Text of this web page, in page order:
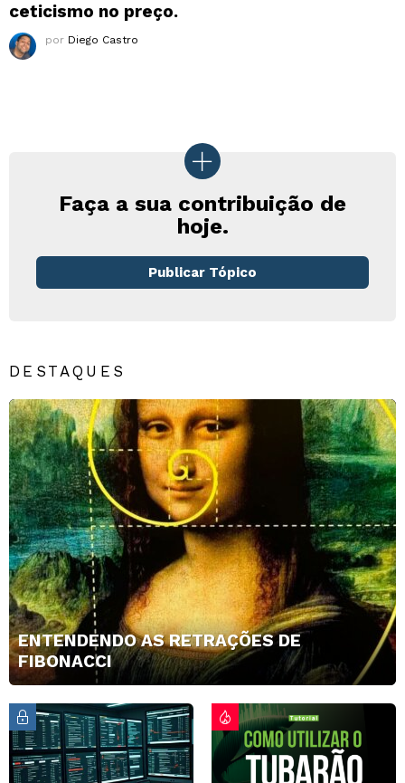
ceticismo no preço.
por Diego Castro
Faça a sua contribuição de
hoje.
Publicar Tópico
DESTAQUES
ENTENDENDO AS RETRAÇÕES DE
FIBONACCI